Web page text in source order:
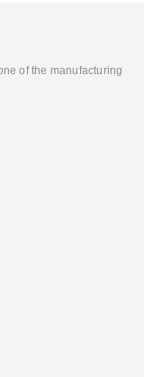
of the manufacturing